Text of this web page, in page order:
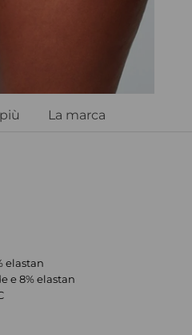
La marca
elastan
e 8% elastan